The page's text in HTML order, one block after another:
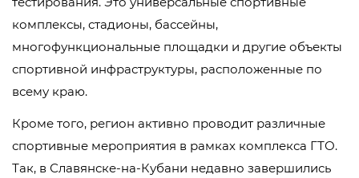
комплексы, стадионы, бассейны,
многофункциональные площадки и другие объекты
спортивной инфраструктуры, расположенные по
всему краю.
Кроме того, регион активно проводит различные
спортивные мероприятия в рамках комплекса ГТО.
Так, в Славянске-на-Кубани недавно завершились